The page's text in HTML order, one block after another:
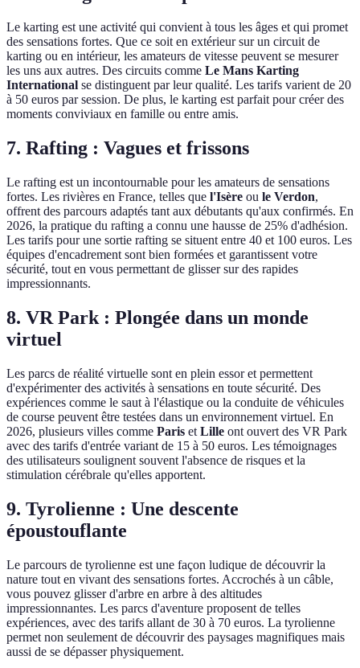
Le karting est une activité qui convient à tous les âges et qui promet
des sensations fortes. Que ce soit en extérieur sur un circuit de
karting ou en intérieur, les amateurs de vitesse peuvent se mesurer
les uns aux autres. Des circuits comme Le Mans Karting
International se distinguent par leur qualité. Les tarifs varient de 20
à 50 euros par session. De plus, le karting est parfait pour créer des
moments conviviaux en famille ou entre amis.
7. Rafting : Vagues et frissons
Le rafting est un incontournable pour les amateurs de sensations
fortes. Les rivières en France, telles que l'Isère ou le Verdon,
offrent des parcours adaptés tant aux débutants qu'aux confirmés. En
2026, la pratique du rafting a connu une hausse de 25% d'adhésion.
Les tarifs pour une sortie rafting se situent entre 40 et 100 euros. Les
équipes d'encadrement sont bien formées et garantissent votre
sécurité, tout en vous permettant de glisser sur des rapides
impressionnants.
8. VR Park : Plongée dans un monde
virtuel
Les parcs de réalité virtuelle sont en plein essor et permettent
d'expérimenter des activités à sensations en toute sécurité. Des
expériences comme le saut à l'élastique ou la conduite de véhicules
de course peuvent être testées dans un environnement virtuel. En
2026, plusieurs villes comme Paris et Lille ont ouvert des VR Park
avec des tarifs d'entrée variant de 15 à 50 euros. Les témoignages
des utilisateurs soulignent souvent l'absence de risques et la
stimulation cérébrale qu'elles apportent.
9. Tyrolienne : Une descente
époustouflante
Le parcours de tyrolienne est une façon ludique de découvrir la
nature tout en vivant des sensations fortes. Accrochés à un câble,
vous pouvez glisser d'arbre en arbre à des altitudes
impressionnantes. Les parcs d'aventure proposent de telles
expériences, avec des tarifs allant de 30 à 70 euros. La tyrolienne
permet non seulement de découvrir des paysages magnifiques mais
aussi de se dépasser physiquement.